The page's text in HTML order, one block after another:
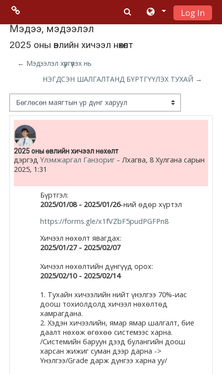
Menu 2
Moodle
community
Moodle
free support
Moodle
development
Moodle
Docs
Moodle.com
жишээ 2
Moodle
community
Moodle
free support
Log In
Мэдээ, мэдээлэл
2025 оны өвлийн хичээл нөхөлт
← Мэдээлэл хүргүүлэх нь
НЭГДСЭН ШАЛГАЛТАНД БҮРТГҮҮЛЭХ ТУХАЙ →
Дэлгэцний горим
2025 оны өвлийн хичээл нөхөлт
дэргэдҮлэмжаргал Ганзориг -Лхагва, 8 Хулгана сарын
2025, 1:31
Number of replies: 0
Бүртгэл:
2025/01/08 - 2025/01/26-ний өдөр хүртэл
https://forms.gle/x1fVZbF5pudPGFPn8
Хичээл нөхөлт явагдах:
2025/01/27 - 2025/02/07
Хичээл нөхөлтийн дүнгүүд орох:
2025/02/10 - 2025/02/14
1. Тухайн хичээлийн нийт үнэлгээ 70%-иас
доош тохиолдолд хичээл нөхөлтөд
хамрагдана.
2. Хэдэн хичээлийн, ямар ямар шалгалт, бие
даалт нөхөж өгөхөө системээс харна.
/Системийн баруун дээд булангийн доош
харсан жижиг суман дээр дарна ->
Үнэлгээ/Grade дарж дүнгээ харна уу/